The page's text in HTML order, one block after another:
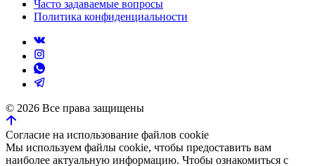
Часто задаваемые вопросы
Политика конфиденциальности
© 2026 Все права защищены
Согласие на использование файлов cookie
Мы используем файлы cookie, чтобы предоставить вам
наиболее актуальную информацию. Чтобы ознакомиться с